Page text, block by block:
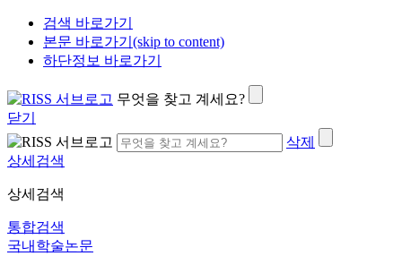
검색 바로가기
본문 바로가기(skip to content)
하단정보 바로가기
무엇을 찾고 계세요?
닫기
삭제
상세검색
상세검색
통합검색
국내학술논문